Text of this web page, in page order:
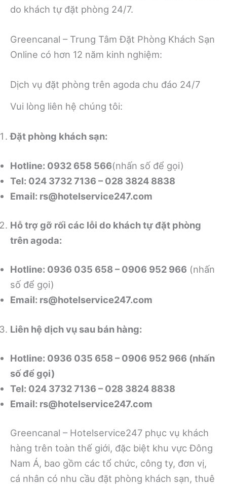
do khách tự đặt phòng 24/7.
Greencanal – Trung Tâm Đặt Phòng Khách Sạn
Online có hơn 12 năm kinh nghiệm:
Dịch vụ đặt phòng trên agoda chu đáo 24/7
Vui lòng liên hệ chúng tôi:
Đặt phòng khách sạn:
Hotline: 0932 658 566(nhấn số để gọi)
Tel: 024 3732 7136 – 028 3824 8838
Email: rs@hotelservice247.com
Hỗ trợ gỡ rối các lỗi do khách tự đặt phòng
trên agoda:
Hotline: 0936 035 658 – 0906 952 966 (nhấn
số để gọi)
Email: rs@hotelservice247.com
Liên hệ dịch vụ sau bán hàng:
Hotline: 0936 035 658 – 0906 952 966 (nhấn
số để gọi)
Tel: 024 3732 7136 – 028 3824 8838
Email: rs@hotelservice247.com
Greencanal – Hotelservice247 phục vụ khách
hàng trên toàn thế giới, đặc biệt khu vực Đông
Nam Á, bao gồm các tổ chức, công ty, đơn vị,
cá nhân có nhu cầu đặt phòng khách sạn, thuê